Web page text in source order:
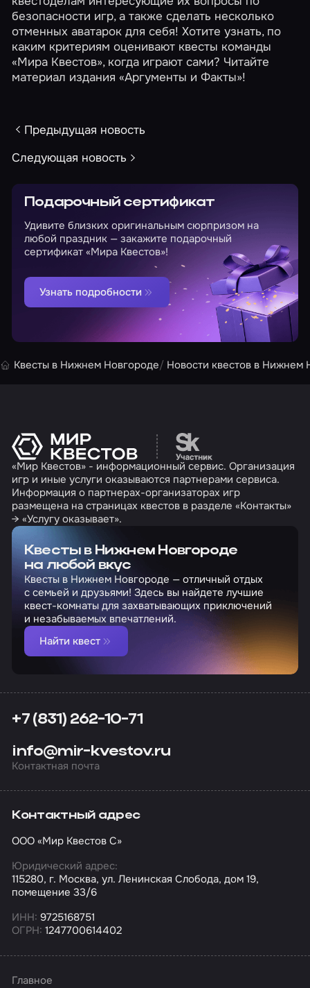
безопасности игр, а также сделать несколько
отменныхаватарок для себя! Хотите узнать, по
каким критериям оценивают квесты команды
«Мира Квестов», когда играют сами? Читайте
материал издания«Аргументы и Факты»!
Предыдущая новость
Следующая новость
Подарочный сертификат
Удивите близких оригинальным сюрпризом на
любой праздник — закажите подарочный
сертификат «Мира Квестов»!
Узнать подробности
Квесты в Нижнем Новгороде Новости квестов в Нижнем
Перейти на сайт
«Мир Квестов» - информационный сервис. Организация
игр и иные услуги оказываются партнерами сервиса.
Информация о партнерах-организаторах игр
размещена на страницах квестов в разделе «Контакты»
→ «Услугу оказывает».
Квесты в Нижнем Новгороде
на любой вкус
Квесты в Нижнем Новгороде — отличный отдых
с семьей и друзьями! Здесь вы найдете лучшие
квест-комнаты для захватывающих приключений
и незабываемых впечатлений.
Найти квест
+7 (831) 262-10-71
info@mir-kvestov.ru
Контактная почта
Контактный адрес
ООО «Мир Квестов С»
Юридический адрес:
115280, г. Москва, ул. Ленинская Слобода, дом 19,
помещение 33/6
ИНН: 9725168751
ОГРН: 1247700614402
Главное